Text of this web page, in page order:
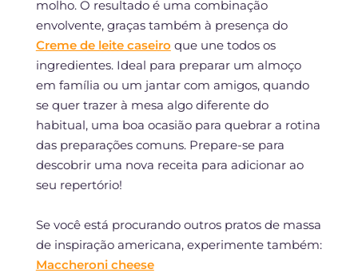
molho. O resultado é uma combinação
envolvente, graças também à presença do
Creme de leite caseiro que une todos os
ingredientes. Ideal para preparar um almoço
em família ou um jantar com amigos, quando
se quer trazer à mesa algo diferente do
habitual, uma boa ocasião para quebrar a rotina
das preparações comuns. Prepare-se para
descobrir uma nova receita para adicionar ao
seu repertório!
Se você está procurando outros pratos de massa
de inspiração americana, experimente também:
Maccheroni cheese